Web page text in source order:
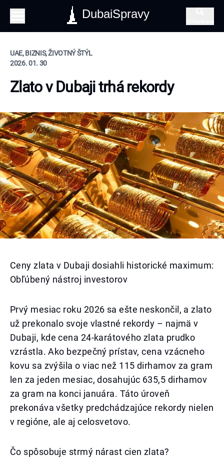
DubaiSpravy
UAE, BIZNIS, ŽIVOTNÝ ŠTÝL
2026. 01. 30
Zlato v Dubaji trhá rekordy
Ceny zlata v Dubaji dosiahli historické maximum:
Obľúbený nástroj investorov
Prvý mesiac roku 2026 sa ešte neskončil, a zlato
už prekonalo svoje vlastné rekordy – najmä v
Dubaji, kde cena 24-karátového zlata prudko
vzrástla. Ako bezpečný prístav, cena vzácneho
kovu sa zvýšila o viac než 115 dirhamov za gram
len za jeden mesiac, dosahujúc 635,5 dirhamov
za gram na konci januára. Táto úroveň
prekonáva všetky predchádzajúce rekordy nielen
v regióne, ale aj celosvetovo.
Čo spôsobuje strmý nárast cien zlata?